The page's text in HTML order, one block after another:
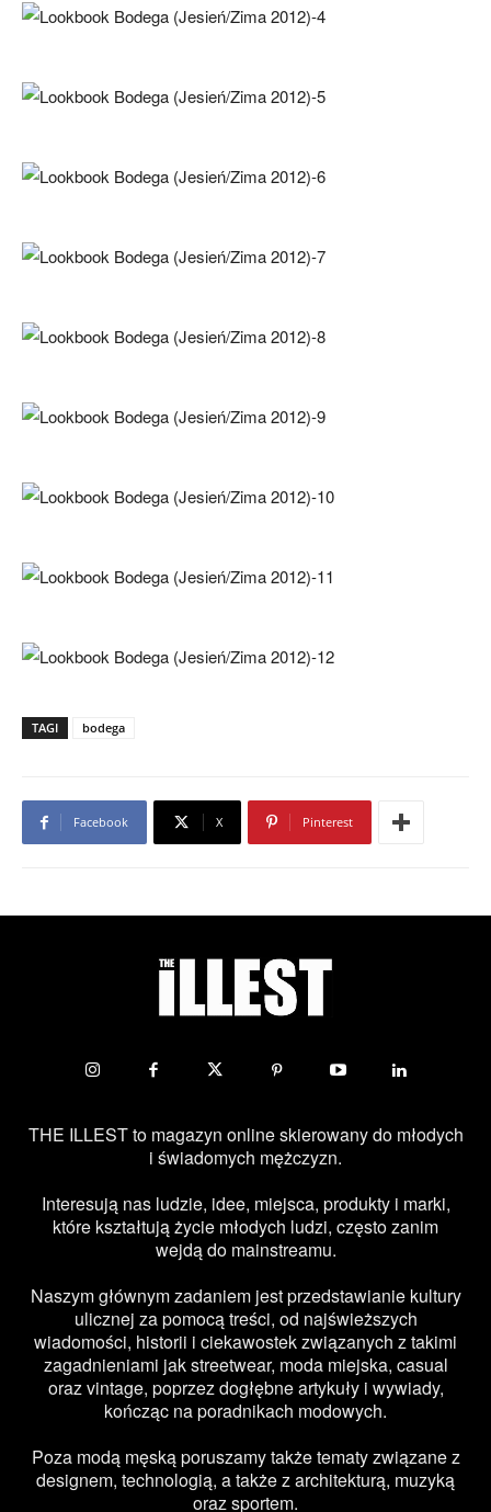
TAGI bodega
Facebook X Pinterest
THE ILLEST to magazyn online skierowany do młodych
i świadomych mężczyzn.
Interesują nas ludzie, idee, miejsca, produkty i marki,
które kształtują życie młodych ludzi, często zanim
wejdą do mainstreamu.
Naszym głównym zadaniem jest przedstawianie kultury
ulicznej za pomocą treści, od najświeższych
wiadomości, historii i ciekawostek związanych z takimi
zagadnieniami jak streetwear, moda miejska, casual
oraz vintage, poprzez dogłębne artykuły i wywiady,
kończąc na poradnikach modowych.
Poza modą męską poruszamy także tematy związane z
designem, technologią, a także z architekturą, muzyką
oraz sportem.